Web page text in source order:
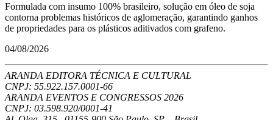
Formulada com insumo 100% brasileiro, solução em óleo de soja
contorna problemas históricos de aglomeração, garantindo ganhos
de propriedades para os plásticos aditivados com grafeno.
04/08/2026
ARANDA EDITORA TÉCNICA E CULTURAL
CNPJ: 55.922.157.0001-66
ARANDA EVENTOS E CONGRESSOS 2026
CNPJ: 03.598.920/0001-41